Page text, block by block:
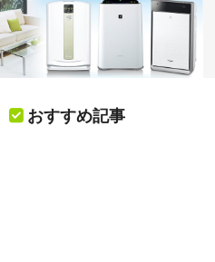
おすすめ記事